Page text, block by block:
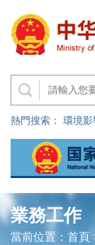
熱門搜索： 環境
業務工作
當前位置： 首頁